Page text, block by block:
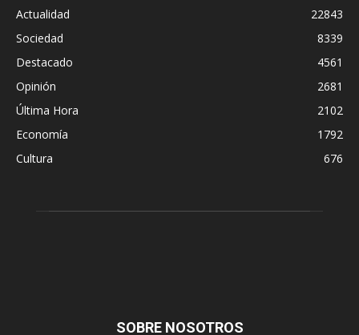
Actualidad
22843
Sociedad
8339
Destacado
4561
Opinión
2681
Última Hora
2102
Economía
1792
Cultura
676
SOBRE NOSOTROS